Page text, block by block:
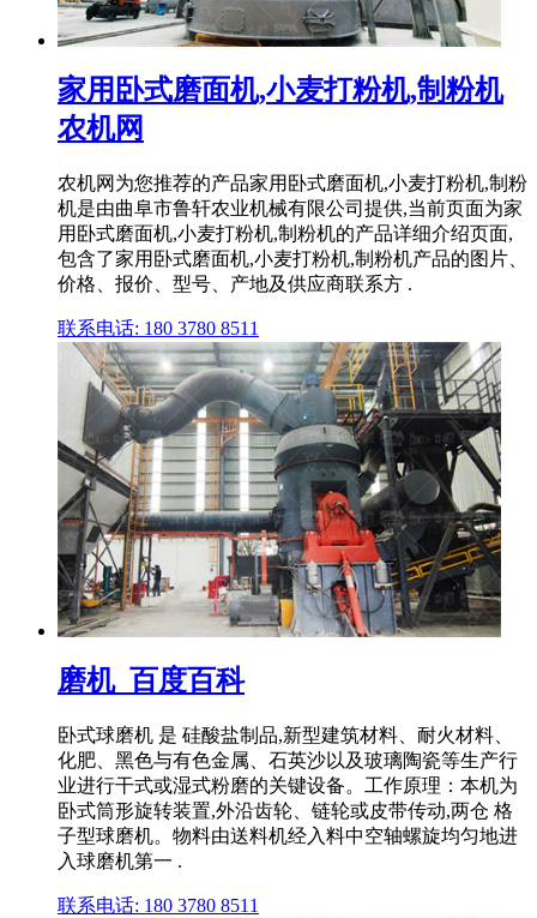
家用卧式磨面机,小麦打粉机,制粉机
农机网
农机网为您推荐的产品家用卧式磨面机,小麦打粉机,制粉
机是由曲阜市鲁轩农业机械有限公司提供,当前页面为家
用卧式磨面机,小麦打粉机,制粉机的产品详细介绍页面,
包含了家用卧式磨面机,小麦打粉机,制粉机产品的图片、
价格、报价、型号、产地及供应商联系方 .
联系电话: 180 3780 8511
磨机_百度百科
卧式球磨机 是 硅酸盐制品,新型建筑材料、耐火材料、
化肥、黑色与有色金属、石英沙以及玻璃陶瓷等生产行
业进行干式或湿式粉磨的关键设备。工作原理：本机为
卧式筒形旋转装置,外沿齿轮、链轮或皮带传动,两仓 格
子型球磨机。物料由送料机经入料中空轴螺旋均匀地进
入球磨机第一 .
联系电话: 180 3780 8511